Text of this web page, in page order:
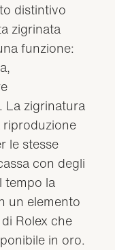
distintivo
zigrinata
funzione:
La zigrinatura
riproduzione
le stesse
con degli
tempo la
un elemento
Rolex che
in oro.